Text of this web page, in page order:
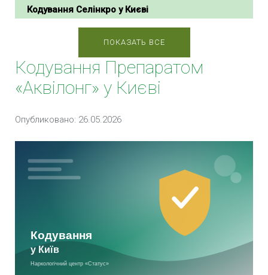
Кодування Селінкро у Києві
Кодування Тетлонгом у Києві
Кодування Тетурамом у Києві
Кодування Потрійний блок у Києві
Підшивка від алкоголізму у Києві
Києві
Кодування залежності по методиці Довженко у
Внутрішньом’язова ін’єкція блокатора
алкоголю «Дісульфірам» у Києві
Кодування методом гiпноза у Києві
ПОКАЗАТЬ ВСЕ
Кодування Препаратом
«Аквілонг» у Києві
Опубликовано: 26.05.2026